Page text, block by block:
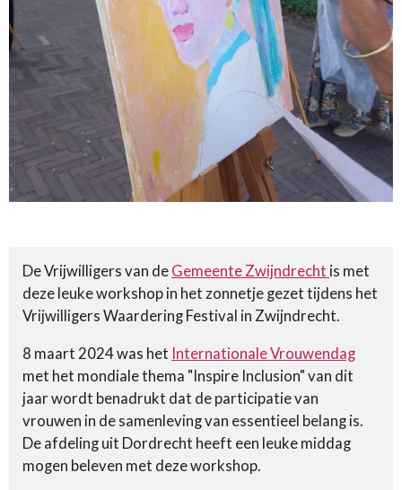
De Vrijwilligers van de Gemeente Zwijndrecht is met
deze leuke workshop in het zonnetje gezet tijdens het
Vrijwilligers Waardering Festival in Zwijndrecht.
8 maart 2024 was het Internationale Vrouwendag
met het mondiale thema "Inspire Inclusion" van dit
jaar wordt benadrukt dat de participatie van
vrouwen in de samenleving van essentieel belang is.
De afdeling uit Dordrecht heeft een leuke middag
mogen beleven met deze workshop.